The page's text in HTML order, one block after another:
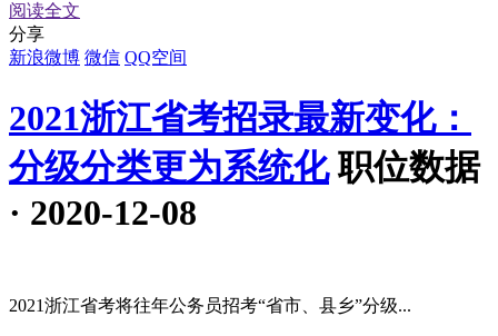
阅读全文
分享
新浪微博 微信 QQ空间
2021浙江省考招录最新变化：
分级分类更为系统化 职位数据
· 2020-12-08
2021浙江省考将往年公务员招考“省市、县乡”分级...